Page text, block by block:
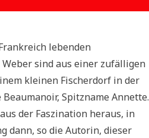
lebenden
sind aus einer zufälligen
kleinen Fischerdorf in der
Spitzname Annette.
der Faszination heraus, in
dann, so die Autorin, dieser